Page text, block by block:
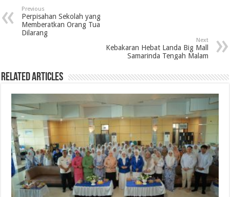
b
o
t
e
e
d
s
A
Previous
Perpisahan Sekolah yang
Memberatkan Orang Tua
Dilarang
Next
Kebakaran Hebat Landa Big Mall
Samarinda Tengah Malam
Related Articles